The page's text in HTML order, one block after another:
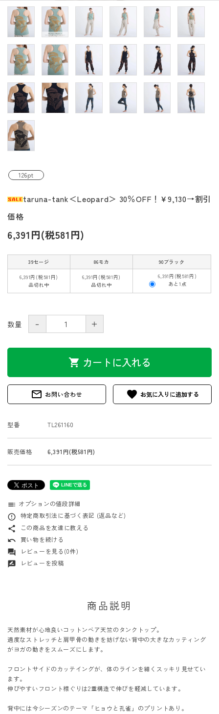
126pt
taruna-tank＜Leopard＞ 30％OFF！￥9,130→割引
価格
6,391円(税581円)
39セージ 86モカ 90ブラック
6,391円(税581円)
品切れ中
6,391円(税581円)
品切れ中
6,391円(税581円)
あと1点
数量 － ＋
shopping_cart カートに入れる
mail_outline お問い合わせ favorite
型番 TL261160
販売価格 6,391円(税581円)
toc オプションの値段詳細
error_outline 特定商取引法に基づく表記 (返品など)
share この商品を友達に教える
undo 買い物を続ける
forum レビューを見る(0件)
rate_review レビューを投稿
商品説明
天然素材が心地良いコットンベア天竺のタンクトップ。
適度なストレッチと肩甲骨の動きを妨げない背中の大きなカッティング
がヨガの動きをスムーズにします。
フロントサイドのカッテイングが、体のラインを細くスッキリ見せてい
ます。
伸びやすいフロント襟ぐりは2重構造で伸びを軽減しています。
背中には今シーズンのテーマ「ヒョウと孔雀」のプリントあり。